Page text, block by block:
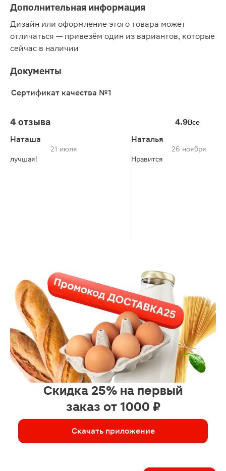
Дополнительная информация
Дизайн или оформление этого товара может
отличаться — привезём один из вариантов, которые
сейчас в наличии
Документы
Сертификат качества №1
4 отзыва 4.9Все
Наташа
21 июля
лучшая!
Наталья
26 ноября
Нравится
Скидка 25% на первый
заказ от 1000 ₽
Скачать приложение